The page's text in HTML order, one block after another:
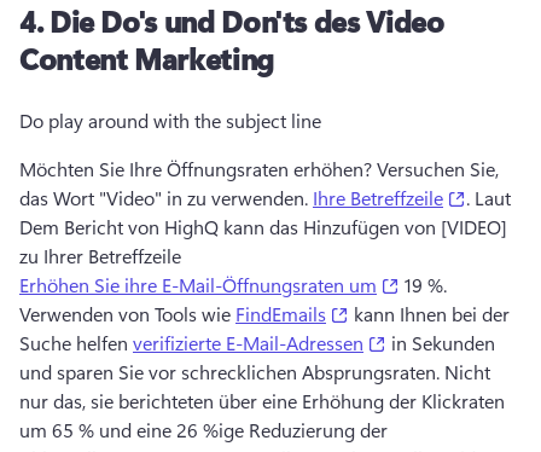
4.Die Do's und Don'ts des Video
Content Marketing
Do play around with the subject line
Möchten Sie Ihre Öffnungsraten erhöhen? Versuchen Sie,
das Wort "Video" in zu verwenden. Ihre Betreffzeile (opens
. Laut
Dem Bericht von HighQ kann das Hinzufügen von [VIDEO]
zu Ihrer Betreffzeile
Erhöhen Sie ihre E-Mail-Öffnungsraten um
(opens in a new
Verwenden von Tools wie FindEmails (opens in a new tab)
kann Ihnen bei der
Suche helfen verifizierte E-Mail-Adressen (opens in a new
in Sekunden
und sparen Sie vor schrecklichen Absprungsraten. Nicht
nur das, sie berichteten über eine Erhöhung der Klickraten
um 65 % und eine 26 %ige Reduzierung der